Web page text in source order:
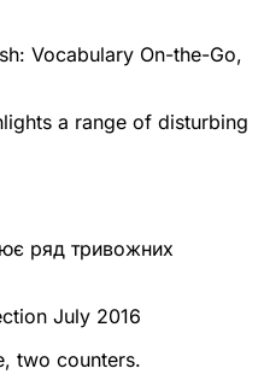
Vocabulary On-the-Go,
a range of disturbing
ряд тривожних
July 2016
two counters.